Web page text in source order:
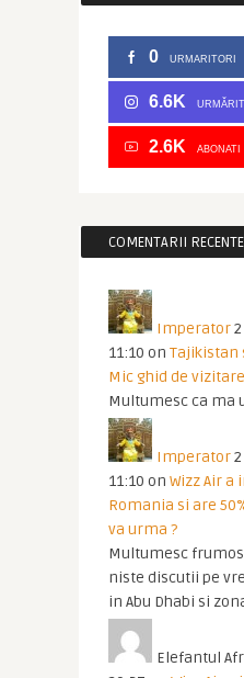
0 URMARITORI
6.6K
2.6K ABONATI
COMENTARII RECENTE
Imperator2
11:10 on Tajikistan
Mic ghid de vizitare
Multumesc ca ma
Imperator2
11:10 on Wizz Air
Romania si are
va urma ?
Multumesc
niste discutii pe
in Abu Dhabi si
Elefantul